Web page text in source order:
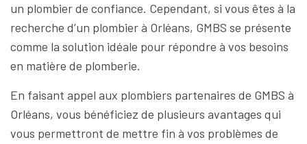
un plombier de confiance. Cependant, si vous êtes à la
recherche d’un plombier à Orléans, GMBS se présente
comme la solution idéale pour répondre à vos besoins
en matière de plomberie.
En faisant appel aux plombiers partenaires de GMBS à
Orléans, vous bénéficiez de plusieurs avantages qui
vous permettront de mettre fin à vos problèmes de